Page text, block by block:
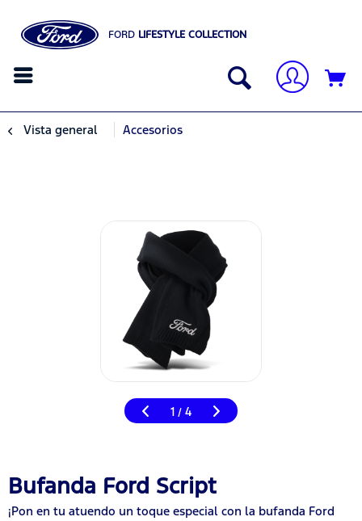
FORD LIFESTYLE COLLECTION
Vista general Accesorios
1 / 4
Bufanda Ford Script
¡Pon en tu atuendo un toque especial con la bufanda Ford